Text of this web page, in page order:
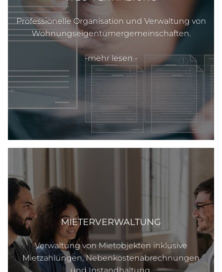
Professionelle Organisation und Verwaltung von
Wohnungseigentümergemeinschaften.
-mehr lesen -
MIETERVERWALTUNG
Verwaltung von Mietobjekten inklusive
Mietzahlungen, Nebenkostenabrechnungen
und Instandhaltung.